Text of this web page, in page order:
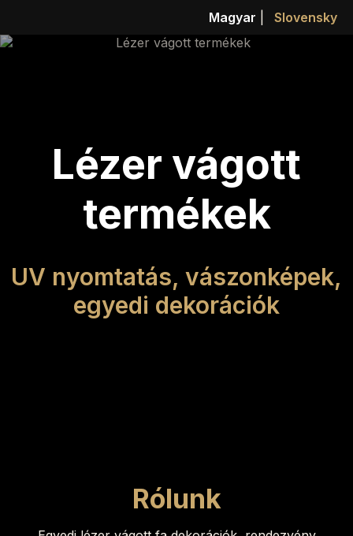
Magyar Slovensky
Lézer vágott
termékek
UV nyomtatás, vászonképek,
egyedi dekorációk
Rólunk